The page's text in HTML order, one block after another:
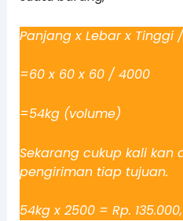
Panjang x Lebar x Tinggi
=60 x 60 x 60 / 4000
=54kg (volume)
Sekarang cukup kali kan
pengiriman tiap tujuan.
54kg x 2500 = Rp.